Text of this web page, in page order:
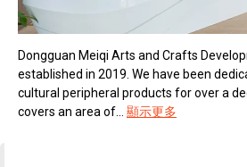
Dongguan Meiqi Arts and Crafts
established in 2019. We have been
cultural peripheral products for over a
covers an area of... 顯示更多